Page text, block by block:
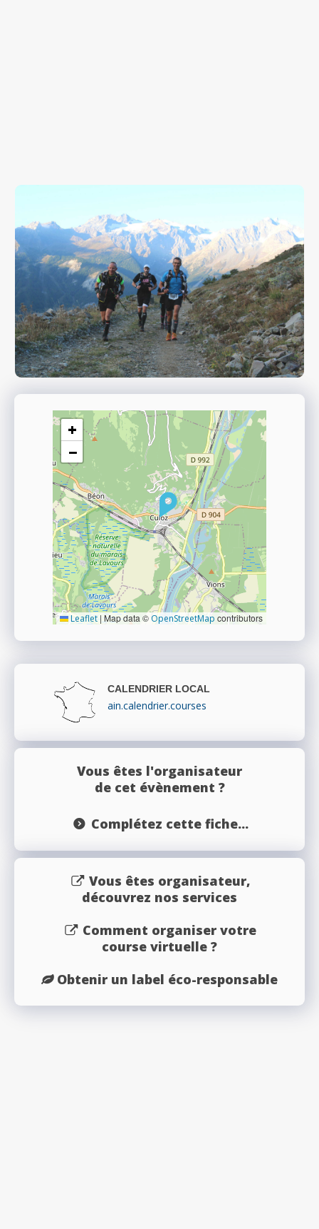
+
−
Leaflet|Map data © OpenStreetMap contributors
CALENDRIER LOCAL
ain.calendrier.courses
Vous êtes l'organisateur
de cet évènement ?
Complétez cette fiche...
Vous êtes organisateur,
découvrez nos services
Comment organiser votre
course virtuelle ?
Obtenir un label éco-responsable